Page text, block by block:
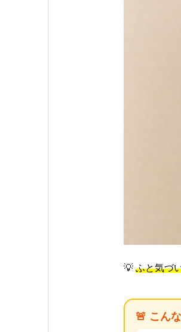
💡 ふと気づ
🚨 こん